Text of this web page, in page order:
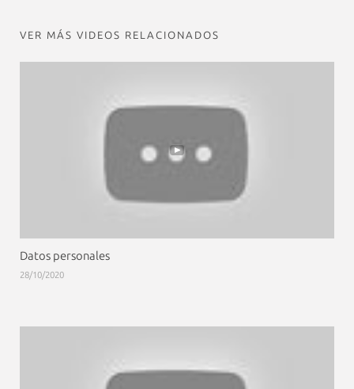
VER MÁS VIDEOS RELACIONADOS
Datos personales
28/10/2020